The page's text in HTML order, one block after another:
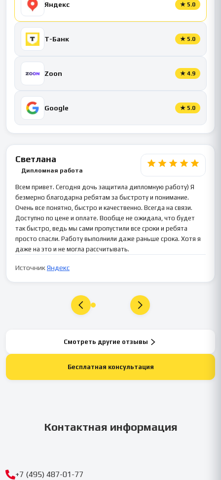
Яндекс ★ 5.0
Т-Банк ★ 5.0
Zoon ★ 4.9
Google ★ 5.0
Светлана
Дипломная работа
Всем привет. Сегодня дочь защитила дипломную работу) Я
безмерно благодарна ребятам за быстроту и понимание.
Очень все понятно, быстро и качественно. Всегда на связи.
Доступно по цене и оплате. Вообще не ожидала, что будет
так быстро, ведь мы сами пропустили все сроки и ребята
просто спасли. Работу выполнили даже раньше срока. Хотя я
даже на это и не могла рассчитывать.
ИсточникЯндекс
Смотреть другие отзывы
Бесплатная консультация
Контактная информация
+7 (495) 487-01-77